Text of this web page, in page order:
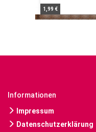
1,99 €
Informationen
Impressum
Datenschutzerklärung